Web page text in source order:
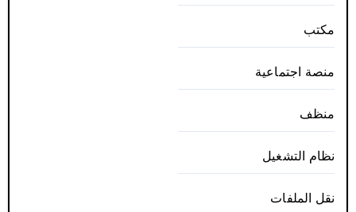
مكتب
منصة اجتماعية
منظف
نظام التشغيل
نقل الملفات